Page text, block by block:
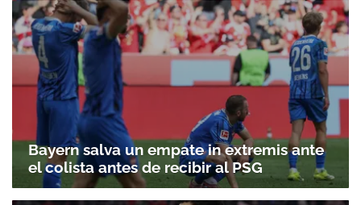
Bayern salva un empate in extremis ante
el colista antes de recibir al PSG